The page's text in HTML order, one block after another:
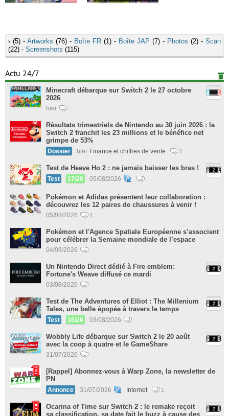
› (5) - Artworks (76) - Boîte FR (1) - Boîte JAP (7) - Photos (2) - Scan
(22) - Screenshots (115)
Actu 24/7
Minecraft débarque sur Switch 2 le 27 octobre
2026
hier
Résultats trimestriels de Nintendo au 30 juin 2026 : la
Switch 2 franchit les 23 millions et le bénéfice net
grimpe de 53%
Dossier hier Finance et chiffres de vente 1
Test de Heave Ho 2 : ne jamais baisser les bras !
Test 17/20 05/08/2026
Pokémon et Adidas présentent leur collaboration :
découvrez les 12 paires de chaussures à venir !
05/08/2026 1
Pokémon et l'Agence Spatiale Européenne s’associent
pour célébrer la Semaine mondiale de l’espace
04/08/2026
Un Nintendo Direct dédié à Fire emblem:
Fortune's Weave diffusé ce mardi
03/08/2026
Test de The Adventures of Elliot : The Millenium
Tales, une belle épopée à travers le temps
Test 16/20 03/08/2026
Wobbly Life débarque sur Switch 2 le 20 août
avec la coop à quatre et le GameShare
31/07/2026
[Rappel] Abonnez-vous à Warp Zone, la newsletter de
PN
Annonce 31/07/2026 Internet 1
Ocarina of Time sur Switch 2 : le remake reçoit
sa classification, sa date fait le buzz à cause des